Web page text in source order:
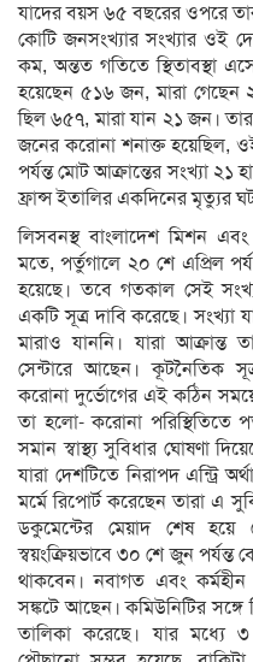
যাদের বয়স ৬৫ বছরের ওপরে
কোটি জনসংখ্যার সংখ্যার ওই
কম, অন্তত গতিতে স্থিতাবস্থা
হয়েছেন ৫১৬ জন, মারা গেছেন
ছিল ৬৫৭, মারা যান ২১ জন।
জনের করোনা শনাক্ত হয়েছিল,
পর্যন্ত মোট আক্রান্তের সংখ্যা
ফ্রান্স ইতালির একদিনের মৃত্যুর
লিসবনস্থ বাংলাদেশ মিশন এবং
মতে, পর্তুগালে ২০ শে এপ্রিল
হয়েছে। তবে গতকাল সেই
একটি সূত্র দাবি করেছে।
মারাও যাননি। যারা
সেন্টারে আছেন। কূটনৈতিক
করোনা দুর্ভোগের এই কঠিন
তা হলো- করোনা পরিস্থিতিতে
সমান স্বাস্থ্য সুবিধার ঘোষণা
যারা দেশটিতে নিরাপদ এন্ট্রি
মর্মে রিপোর্ট করেছেন তারা এ
ডকুমেন্টের মেয়াদ শেষ হয়ে
স্বয়ংক্রিয়ভাবে ৩০ শে জুন পর্যন্ত
থাকবেন। নবাগত এবং কর্মহীন
সঙ্কটে আছেন। কমিউনিটির
তালিকা করেছে। যার মধ্যে